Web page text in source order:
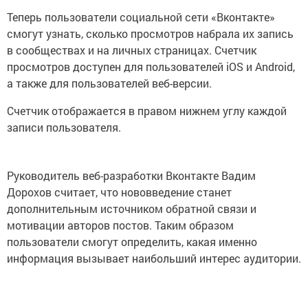
Теперь пользователи социальной сети «Вконтакте»
смогут узнать, сколько просмотров набрала их запись
в сообществах и на личных страницах. Счетчик
просмотров доступен для пользователей iOS и Android,
а также для пользователей веб-версии.
Счетчик отображается в правом нижнем углу каждой
записи пользователя.
Руководитель веб-разработки Вконтакте Вадим
Дорохов считает, что нововведение станет
дополнительным источником обратной связи и
мотивации авторов постов. Таким образом
пользователи смогут определить, какая именно
информация вызывает наибольший интерес аудитории.